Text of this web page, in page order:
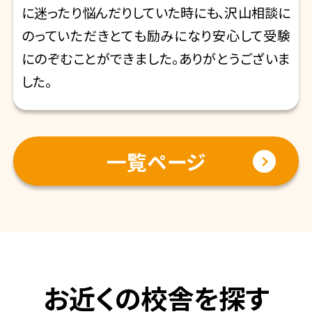
に迷ったり悩んだりしていた時にも、沢山相談に
のっていただきとても励みになり安心して受験
にのぞむことができました。ありがとうございま
した。
一覧ページ
お近くの校舎を探す